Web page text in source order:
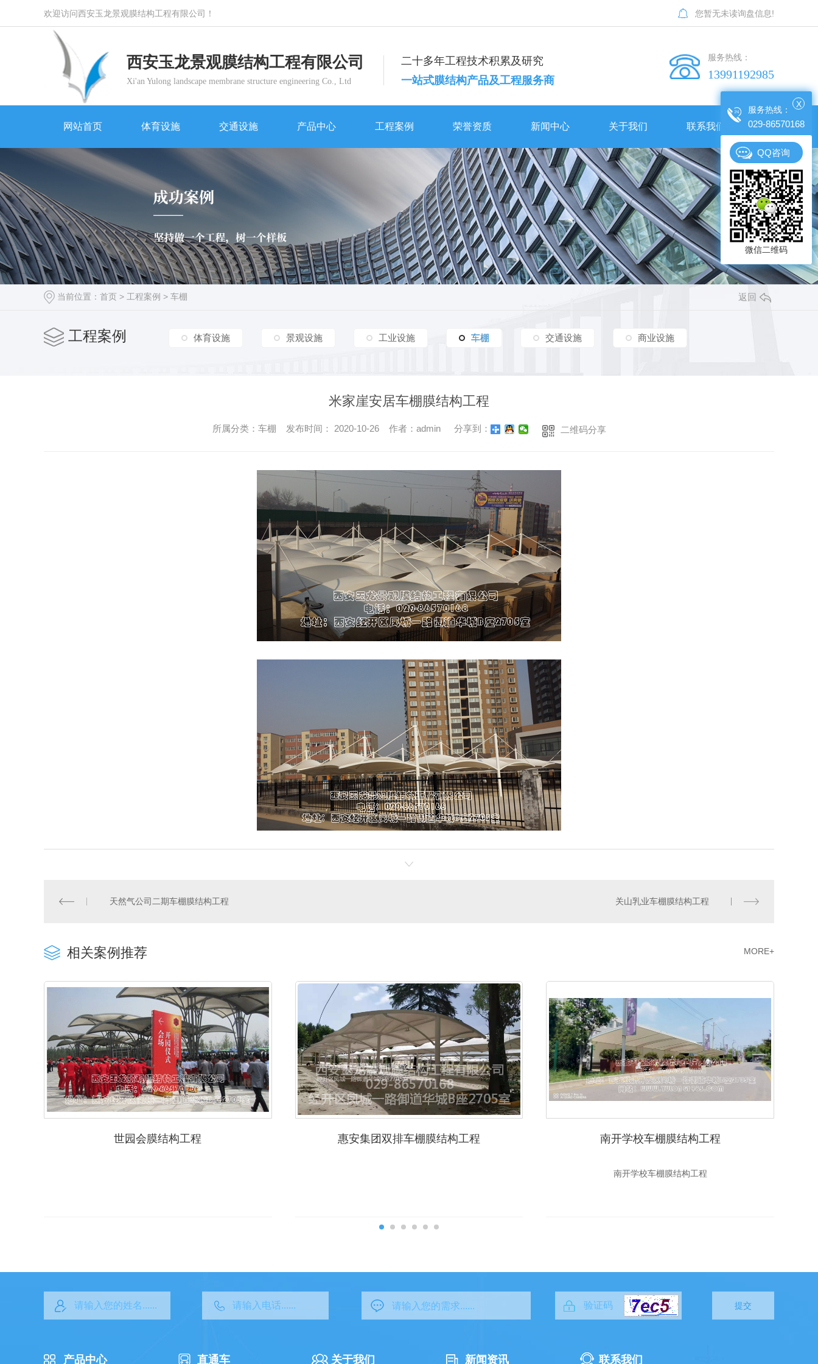
欢迎访问西安玉龙景观膜结构工程有限公司！ 您暂无未读询盘信息!
西安玉龙景观膜结构工程有限公司
Xi'an Yulong landscape membrane structure engineering Co., Ltd
二十多年工程技术积累及研究
一站式膜结构产品及工程服务商
服务热线：
13991192985
网站首页
网站首页
体育设施
体育设施
交通设施
交通设施
产品中心
产品中心
体育设施 西安曲江一小体育场看台膜结构工程
灞河河滨生态公园1期 灞河河滨生态公园1期
商业设施 商业设施
车棚篷房 车棚篷房
工程案例
工程案例
体育设施 西安交通大学曲江小区田径场膜结构工程 西安交通大学曲江小区田径场膜结构工程
留坝县公共体育场建设项目膜结构看台工程 留坝县公共体育场建设项目膜结构看台工程
周至实验小学主席台膜结构工程 周至实验小学主席台膜结构工程
优益优高考补习学校主席台膜结构工程 优益优高考补习学校主席台膜结构工程
景观设施 宝鸡凤县一江两岸主席台膜结构工程 宝鸡凤县一江两岸主席台膜结构工程
白鹿原影视城蝶幻境项目蝴蝶膜结构工程 白鹿原影视城蝶幻境项目蝴蝶膜结构工程
锦园新世纪膜结构工程 锦园新世纪膜结构工程
工业设施
车棚 车棚 南开学校车棚膜结构工程 南开学校车棚膜结构工程
新疆政法学院车棚膜结构工程 新疆政法学院车棚膜结构工程
蒲城润亿新材料车棚膜结构工程
交通设施 交通设施 铜川供电局地下车库入口膜结构工程 铜川供电局地下车库入口膜结构工程
荣誉资质
荣誉资质
新闻中心
新闻中心
公司动态 公司动态
公司人事招聘 公司人事招聘
陕西膜结构车棚常用的材料有哪些？玉龙景观膜结构公司小编为大家分享一下！ 陕西膜结构车棚常用的材料有哪些？玉龙景观膜结构公司小编为大家分享一下！
行业新闻 行业新闻 相比传统构造陕西膜结构的优点主要表现在哪儿？有哪些可以学习的知识！ 相比传统构造陕西膜结构的优点主要表现在哪儿？有哪些可以学习的知识！
常见问题 常见问题 冬季膜结构车棚使用注意事项有哪些了？感兴趣的小伙伴赶快收藏吧！ 冬季膜结构车棚使用注意事项有哪些了？感兴趣的小伙伴赶快收藏吧！
时事聚焦 时事聚焦
其他 其他
关于我们
公司简介 公司简介
荣誉资质 荣誉资质
企业相册 企业相册
联系我们
当前位置： 首页 > 工程案例 > 车棚 返回
工程案例 体育设施 景观设施 工业设施 车棚
车棚 交通设施 商业设施
米家崖安居车棚膜结构工程
所属分类：车棚 发布时间： 2020-10-26 作者：admin 分享到： 二维码分享
天然气公司二期车棚膜结构工程 关山乳业车棚膜结构工程
相关案例推荐 MORE+
世园会膜结构工程 惠安集团双排车棚膜结构工程 南开学校车棚膜结构工程
南开学校车棚膜结构工程
提交
产品中心 直通车 关于我们 新闻资讯 联系我们
X
服务热线：
029-86570168
QQ咨询
微信二维码